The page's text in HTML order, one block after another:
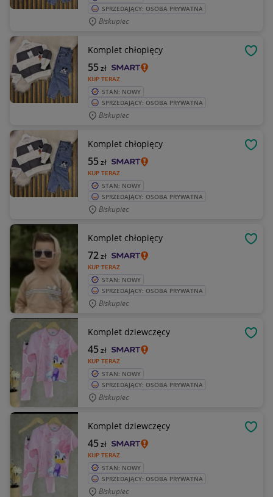
SPRZEDAJĄCY: OSOBA PRYWATNA
Biskupiec
Komplet chłopięcy
KUP TERAZ
55zł
STAN: NOWY
SPRZEDAJĄCY: OSOBA PRYWATNA
Biskupiec
Komplet chłopięcy
KUP TERAZ
55zł
STAN: NOWY
SPRZEDAJĄCY: OSOBA PRYWATNA
Biskupiec
Komplet chłopięcy
KUP TERAZ
72zł
STAN: NOWY
SPRZEDAJĄCY: OSOBA PRYWATNA
Biskupiec
Komplet dziewczęcy
KUP TERAZ
45zł
STAN: NOWY
SPRZEDAJĄCY: OSOBA PRYWATNA
Biskupiec
Komplet dziewczęcy
KUP TERAZ
45zł
STAN: NOWY
SPRZEDAJĄCY: OSOBA PRYWATNA
Biskupiec